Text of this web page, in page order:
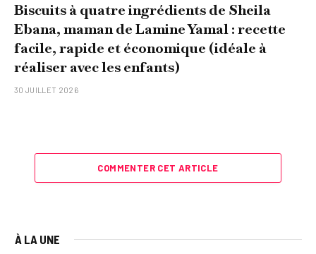
Biscuits à quatre ingrédients de Sheila
Ebana, maman de Lamine Yamal : recette
facile, rapide et économique (idéale à
réaliser avec les enfants)
30 JUILLET 2026
COMMENTER CET ARTICLE
À LA UNE